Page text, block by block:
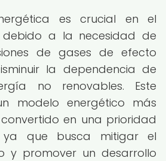
es crucial en el
a la necesidad de
de gases de efecto
la dependencia de
no renovables. Este
modelo energético más
en una prioridad
que busca mitigar el
y promover un desarrollo